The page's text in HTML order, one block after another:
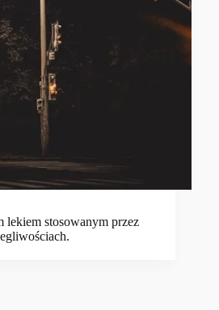
lekiem stosowanym przez